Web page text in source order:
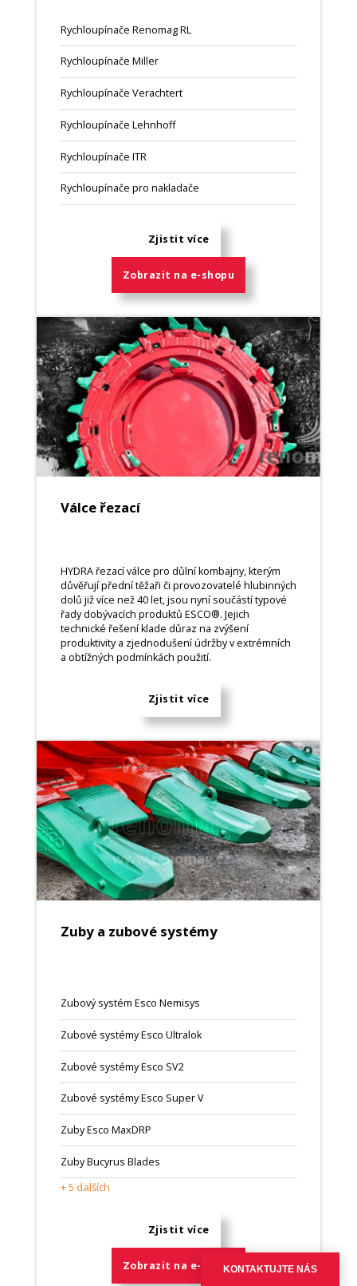
Rychloupínače Renomag RL
Rychloupínače Miller
Rychloupínače Verachtert
Rychloupínače Lehnhoff
Rychloupínače ITR
Rychloupínače pro nakladače
Zjistit více
Zobrazit na e-shopu
Válce řezací
HYDRA řezací válce pro důlní kombajny, kterým
důvěřují přední těžaři či provozovatelé hlubinných
dolů již více než 40 let, jsou nyní součástí typové
řady dobývacích produktů ESCO®. Jejich
technické řešení klade důraz na zvýšení
produktivity a zjednodušení údržby v extrémních
a obtížných podmínkách použití.
Zjistit více
Zuby a zubové systémy
Zubový systém Esco Nemisys
Zubové systémy Esco Ultralok
Zubové systémy Esco SV2
Zubové systémy Esco Super V
Zuby Esco MaxDRP
Zuby Bucyrus Blades
+ 5 dalších
Zjistit více
Zobrazit na e-shopuKONTAKTUJTE NÁS